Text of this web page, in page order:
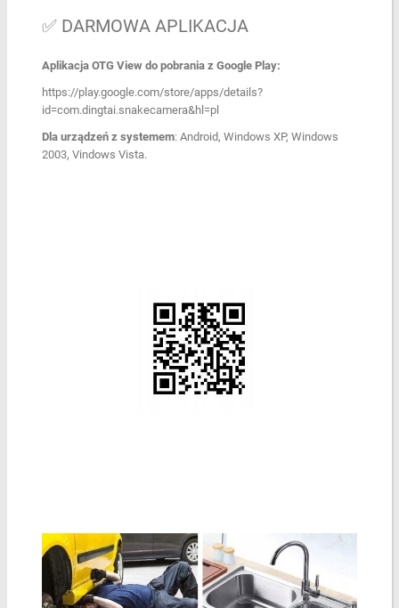
✅ DARMOWA APLIKACJA
Aplikacja OTG View do pobrania z Google Play:
https://play.google.com/store/apps/details?
id=com.dingtai.snakecamera&hl=pl
Dla urządzeń z systemem: Android, Windows XP, Windows
2003, Vindows Vista.